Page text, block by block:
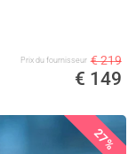
Prix ​​du fournisseur € 219
€ 149
27%